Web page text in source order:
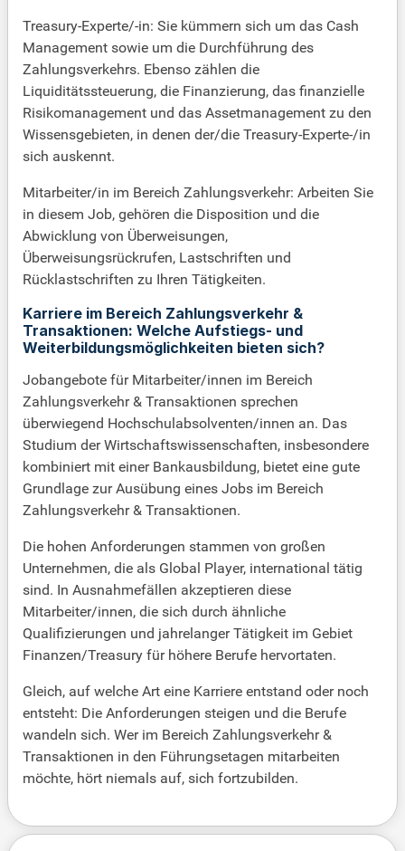
Treasury-Experte/-in: Sie kümmern sich um das Cash
Management sowie um die Durchführung des
Zahlungsverkehrs. Ebenso zählen die
Liquiditätssteuerung, die Finanzierung, das finanzielle
Risikomanagement und das Assetmanagement zu den
Wissensgebieten, in denen der/die Treasury-Experte-/in
sich auskennt.
Mitarbeiter/in im Bereich Zahlungsverkehr: Arbeiten Sie
in diesem Job, gehören die Disposition und die
Abwicklung von Überweisungen,
Überweisungsrückrufen, Lastschriften und
Rücklastschriften zu Ihren Tätigkeiten.
Karriere im Bereich Zahlungsverkehr &
Transaktionen: Welche Aufstiegs- und
Weiterbildungsmöglichkeiten bieten sich?
Jobangebote für Mitarbeiter/innen im Bereich
Zahlungsverkehr & Transaktionen sprechen
überwiegend Hochschulabsolventen/innen an. Das
Studium der Wirtschaftswissenschaften, insbesondere
kombiniert mit einer Bankausbildung, bietet eine gute
Grundlage zur Ausübung eines Jobs im Bereich
Zahlungsverkehr & Transaktionen.
Die hohen Anforderungen stammen von großen
Unternehmen, die als Global Player, international tätig
sind. In Ausnahmefällen akzeptieren diese
Mitarbeiter/innen, die sich durch ähnliche
Qualifizierungen und jahrelanger Tätigkeit im Gebiet
Finanzen/Treasury für höhere Berufe hervortaten.
Gleich, auf welche Art eine Karriere entstand oder noch
entsteht: Die Anforderungen steigen und die Berufe
wandeln sich. Wer im Bereich Zahlungsverkehr &
Transaktionen in den Führungsetagen mitarbeiten
möchte, hört niemals auf, sich fortzubilden.